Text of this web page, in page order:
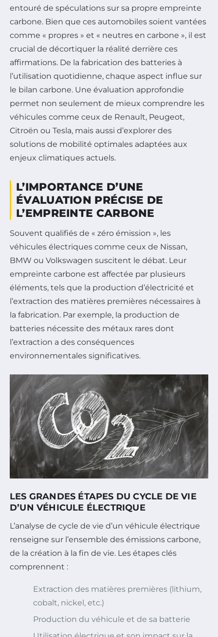
entouré de spéculations sur sa propre empreinte
carbone. Bien que ces automobiles soient vantées
comme « propres » et « neutres en carbone », il est
crucial de décortiquer la réalité derrière ces
affirmations. De la fabrication des batteries à
l’utilisation quotidienne, chaque aspect influe sur
le bilan carbone. Une évaluation approfondie
permet non seulement de mieux comprendre les
véhicules comme ceux de Renault, Peugeot,
Citroën ou Tesla, mais aussi d’explorer des
solutions de mobilité optimales adaptées aux
enjeux climatiques actuels.
L’IMPORTANCE D’UNE
ÉVALUATION PRÉCISE DE
L’EMPREINTE CARBONE
Souvent qualifiés de « zéro émission », les
véhicules électriques comme ceux de Nissan,
BMW ou Volkswagen suscitent le débat. Leur
empreinte carbone est affectée par plusieurs
éléments, tels que la production d’électricité et
l’extraction des matières premières nécessaires à
la fabrication. Par exemple, la production de
batteries nécessite des métaux rares dont
l’extraction a des conséquences
environnementales significatives.
LES GRANDES ÉTAPES DU CYCLE DE VIE
D’UN VÉHICULE ÉLECTRIQUE
L’analyse de cycle de vie d’un véhicule électrique
renseigne sur l’ensemble des émissions carbone,
de la création à la fin de vie. Les étapes clés
comprennent :
Extraction des matières premières (lithium,
cobalt, nickel, etc.)
Production du véhicule et de sa batterie